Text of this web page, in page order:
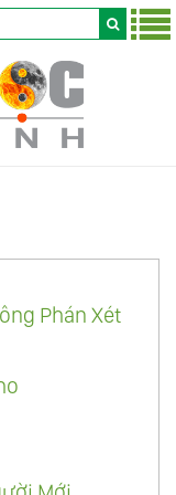
Phán Xét